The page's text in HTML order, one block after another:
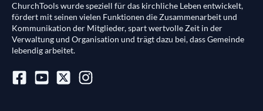
ChurchTools wurde speziell für das kirchliche Leben entwickelt,
fördert mit seinen vielen Funktionen die Zusammenarbeit und
Kommunikation der Mitglieder, spart wertvolle Zeit in der
Verwaltung und Organisation und trägt dazu bei, dass Gemeinde
lebendig arbeitet.